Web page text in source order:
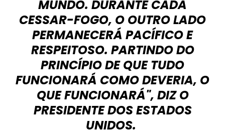
MUNDO. DURANTE CADA
CESSAR-FOGO, O OUTRO LADO
PERMANECERÁ PACÍFICO E
RESPEITOSO. PARTINDO DO
PRINCÍPIO DE QUE TUDO
FUNCIONARÁ COMO DEVERIA, O
QUE FUNCIONARÁ", DIZ O
PRESIDENTE DOS ESTADOS
UNIDOS.